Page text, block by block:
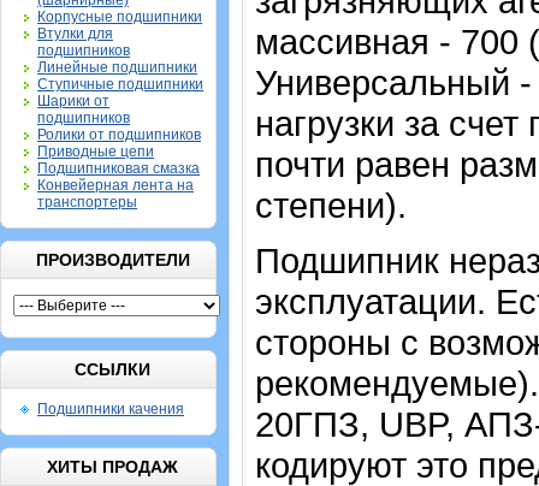
Корпусные подшипники
Втулки для
подшипников
Линейные подшипники
Ступичные подшипники
Шарики от
подшипников
Ролики от подшипников
Приводные цепи
Подшипниковая смазка
Конвейерная лента на
транспортеры
ПРОИЗВОДИТЕЛИ
ССЫЛКИ
Подшипники качения
ХИТЫ ПРОДАЖ
массивная - 700
Универсальный
нагрузки за
почти равен
степени).
Подшипник
эксплуатации.
стороны с
20ГПЗ, UBP,
кодируют это